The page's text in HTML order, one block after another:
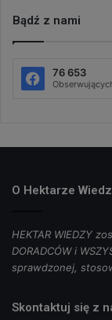
Bądź z nami
76 653
O Hektarze
HEKTAR WIEDZY
DORADCÓW i
sprawdzonej,
Skontaktuj się z